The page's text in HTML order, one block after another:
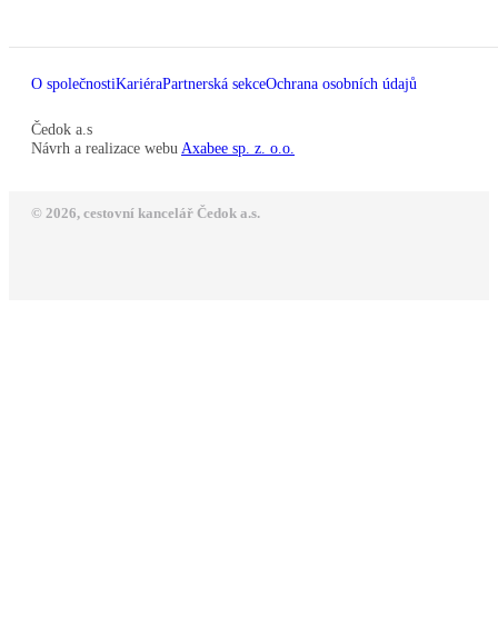
O společnostiKariéraPartnerská sekceOchrana osobních údajů
Čedok a.s
Návrh a realizace webu Axabee sp. z. o.o.
© 2026, cestovní kancelář Čedok a.s.